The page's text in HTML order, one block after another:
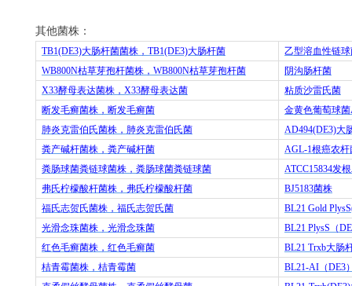
其他菌株：
TB1(DE3)大肠杆菌菌株， TB1(DE3)大肠杆菌
乙型溶血性链
WB800N枯草芽孢杆菌株， WB800N枯草芽孢杆菌
阴沟肠杆菌
X33酵母表达菌株， X33酵母表达菌
粘质沙雷氏菌
断发毛癣菌株，断发毛癣菌
金黄色葡萄球菌
肺炎克雷伯氏菌株，肺炎克雷伯氏菌
AD494(DE3)大
粪产碱杆菌株，粪产碱杆菌
AGL-1根癌农杆
粪肠球菌粪链球菌株，粪肠球菌粪链球菌
ATCC15834发
弗氏柠檬酸杆菌株，弗氏柠檬酸杆菌
BJ5183菌株
福氏志贺氏菌株，福氏志贺氏菌
BL21 Gold
光滑念珠菌株，光滑念珠菌
BL21 PlysS （
红色毛癣菌株，红色毛癣菌
BL21 Trxb大肠
桔青霉菌株，桔青霉菌
BL21-AI （DE3